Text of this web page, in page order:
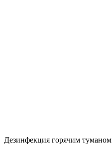
Дезинфекция горячим туманом